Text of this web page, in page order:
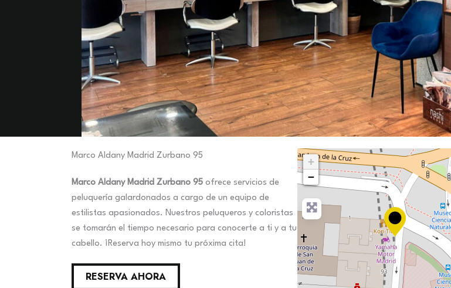
Marco Aldany Madrid Zurbano 95
Marco Aldany Madrid Zurbano 95 ofrece servicios de
peluquería galardonados a cargo de un equipo de
estilistas apasionados. Nuestros peluqueros y coloristas
se tomarán el tiempo necesario para conocerte a ti y a tu
cabello. ¡Reserva hoy mismo tu próxima cita!
RESERVA AHORA
+
−